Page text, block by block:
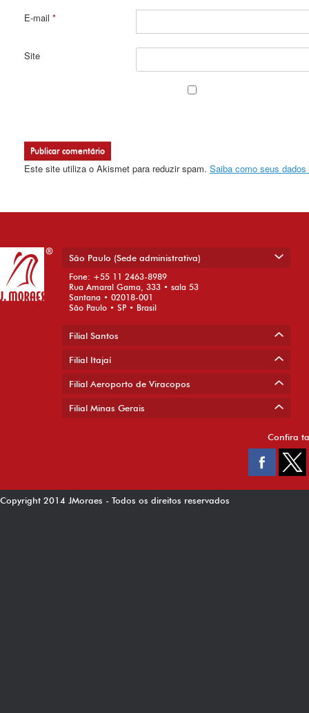
E-mail *
Site
Este site utiliza o Akismet para reduzir spam. Saiba como seus
São Paulo (Sede administrativa)
Fone: +55 11 2463-8989
Rua Amaral Gama, 333 • sala 53
Santana • 02018-001
São Paulo • SP • Brasil
Filial Santos
Filial Itajaí
Filial Aeroporto de Viracopos
Filial Minas Gerais
Confira
Copyright 2014 JMoraes - Todos os direitos reservados